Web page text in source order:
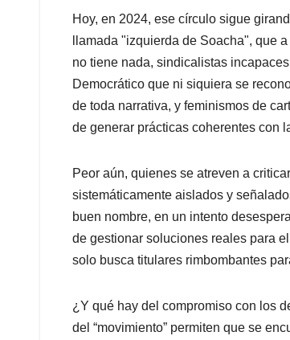
Hoy, en 2024, ese círculo sigue
llamada "izquierda de Soacha", que
no tiene nada, sindicalistas
Democrático que ni siquiera se
de toda narrativa, y feminismos de
de generar prácticas coherentes con
Peor aún, quienes se atreven a
sistemáticamente aislados y
buen nombre, en un intento
de gestionar soluciones reales para
solo busca titulares rimbombantes
¿Y qué hay del compromiso con los
del “movimiento” permiten que se